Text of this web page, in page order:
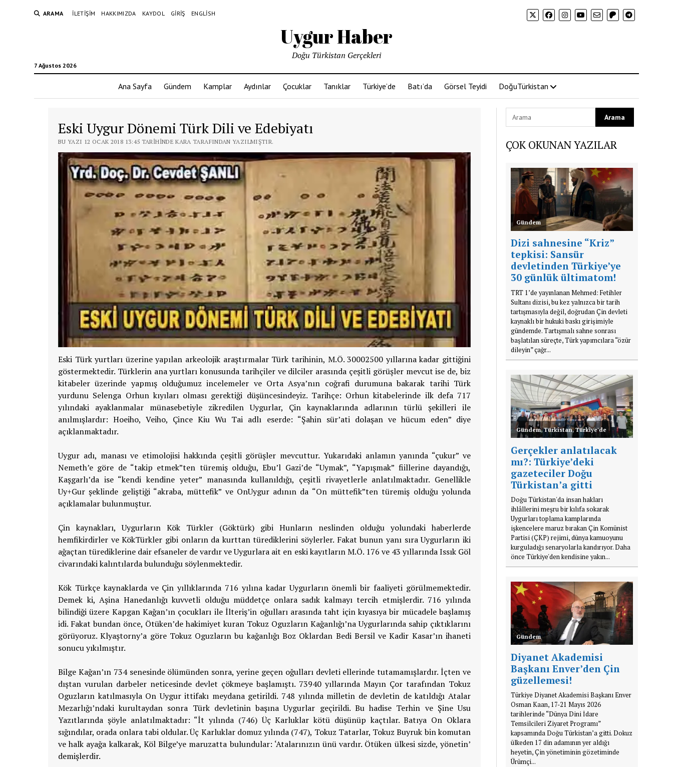
ARAMA İLETIŞIM HAKKIMIZDA KAYDOL GIRIŞ ENGLISH
Uygur Haber
7 Ağustos 2026
Doğu Türkistan Gerçekleri
Ana Sayfa Gündem Kamplar Aydınlar Çocuklar Tanıklar Türkiye’de Batı’da Görsel Teyidi DoğuTürkistan
Eski Uygur Dönemi Türk Dili ve Edebiyatı
BU YAZI 12 OCAK 2018 13:45 TARIHINDE KARA TARAFINDAN YAZILMIŞTIR.
Eski Türk yurtları üzerine yapılan arkeolojik araştırmalar Türk tarihinin, M.Ö. 30002500 yıllarına kadar gittiğini
göstermektedir. Türklerin ana yurtları konusunda tarihçiler ve dilciler arasında çeşitli görüşler mevcut ise de, biz
kitabeler üzerinde yapmış olduğumuz incelemeler ve Orta Asya’nın coğrafi durumuna bakarak tarihi Türk
yurdunu Selenga Orhun kıyıları olması gerektiği düşüncesindeyiz. Tarihçe: Orhun kitabelerinde ilk defa 717
yılındaki ayaklanmalar münasebetiyle zikredilen Uygurlar, Çin kaynaklarında adlarının türlü şekilleri ile
anılmışlardır: Hoeiho, Veiho, Çince Kiu Wu Tai adlı eserde: “Şahin sür’ati dolaşan ve hücum eden” diye
açıklanmaktadır.
Uygur adı, manası ve etimolojisi hakkında çeşitli görüşler mevcuttur. Yukarıdaki anlamın yanında “çukur” ve
Nemeth’e göre de “takip etmek”ten türemiş olduğu, Ebu’l Gazi’de “Uymak”, “Yapışmak” fiillerine dayandığı,
Kaşgarlı’da ise “kendi kendine yeter” manasında kullanıldığı, çeşitli rivayetlerle anlatılmaktadır. Genellikle
Uy+Gur şeklinde geliştiği “akraba, müttefik” ve OnUygur adının da “On müttefik”ten türemiş olduğu yolunda
açıklamalar bulunmuştur.
Çin kaynakları, Uygurların Kök Türkler (Göktürk) gibi Hunların neslinden olduğu yolundaki haberlerde
hemfikirdirler ve KökTürkler gibi onların da kurttan türediklerini söylerler. Fakat bunun yanı sıra Uygurların iki
ağaçtan türediklerine dair efsaneler de vardır ve Uygurlara ait en eski kayıtların M.Ö. 176 ve 43 yıllarında Issık Göl
civarındaki kalıntılarda bulunduğu söylenmektedir.
Kök Türkçe kaynaklarda ve Çin yıllıklarında 716 yılına kadar Uygurların önemli bir faaliyeti görülmemektedir.
Demek ki, Aşina Hanedanlığı kuvvetli olduğu müddetçe onlara sadık kalmayı tercih etmişlerdir. 716 yılında
bilindiği üzere Kapgan Kağan’ın çocukları ile İlteriş’in oğulları arasında taht için kıyasıya bir mücadele başlamış
idi. Fakat bundan önce, Ötüken’de hakimiyet kuran Tokuz Oguzların Kağanlığı’na Uygurlarında sahip çıktıklarını
görüyoruz. Klyaştorny’a göre Tokuz Oguzların bu kağanlığı Boz Oklardan Bedi Bersil ve Kadir Kasar’ın ihaneti
sonucu yıkılmıştır.
Bilge Kağan’ın 734 senesinde ölümünden sonra, yerine geçen oğulları devleti ellerinde tutamamışlardır. İçten ve
dıştan vurulan darbeler neticesinde devlet çökmeye başlamıştı. 73940 yıllarında Mayın Çor tarafından Tokuz
Oguzların katılmasıyla On Uygur ittifakı meydana getirildi. 748 yılında milletin de devletin de katıldığı Atalar
Mezarlığı’ndaki kurultaydan sonra Türk devletinin başına Uygurlar geçirildi. Bu hadise Terhin ve Şine Usu
Yazıtlarında şöyle anlatılmaktadır: “İt yılında (746) Üç Karluklar kötü düşünüp kaçtılar. Batıya On Oklara
sığındılar, orada onlara tabi oldular. Üç Karluklar domuz yılında (747), Tokuz Tatarlar, Tokuz Buyruk bin komutan
ve halk ayağa kalkarak, Köl Bilge’ye maruzatta bulundular: ‘Atalarınızın ünü vardır. Ötüken ülkesi sizde, yönetin’
demişlerdir.
ÇOK OKUNAN YAZILAR
Gündem
Dizi sahnesine “Kriz”
tepkisi: Sansür
devletinden Türkiye’ye
30 günlük ültimatom!
TRT 1’de yayınlanan Mehmed: Fetihler
Sultanı dizisi, bu kez yalnızca bir tarih
tartışmasıyla değil, doğrudan Çin devleti
kaynaklı bir hukuki baskı girişimiyle
gündemde. Tartışmalı sahne sonrası
başlatılan süreçte, Türk yapımcılara “özür
dileyin” çağr...
Gündem,Türkistan,Türkiye'de
Gerçekler anlatılacak
mı?: Türkiye’deki
gazeteciler Doğu
Türkistan’a gitti
Doğu Türkistan'da insan hakları
ihlâllerini meşru bir kılıfa sokarak
Uygurları toplama kamplarında
işkencelere maruz bırakan Çin Komünist
Partisi (ÇKP) rejimi, dünya kamuoyunu
kurguladığı senaryolarla kandırıyor. Daha
önce Türkiye'den kendisine yakın...
Gündem
Diyanet Akademisi
Başkanı Enver’den Çin
güzellemesi!
Türkiye Diyanet Akademisi Başkanı Enver
Osman Kaan, 17-21 Mayıs 2026
tarihlerinde “Dünya Dini İdare
Temsilcileri Ziyaret Programı”
kapsamında Doğu Türkistan’a gitti. Dokuz
ülkeden 17 din adamının yer aldığı
heyetin, Çin yönetiminin gözetiminde
Ürümçi...